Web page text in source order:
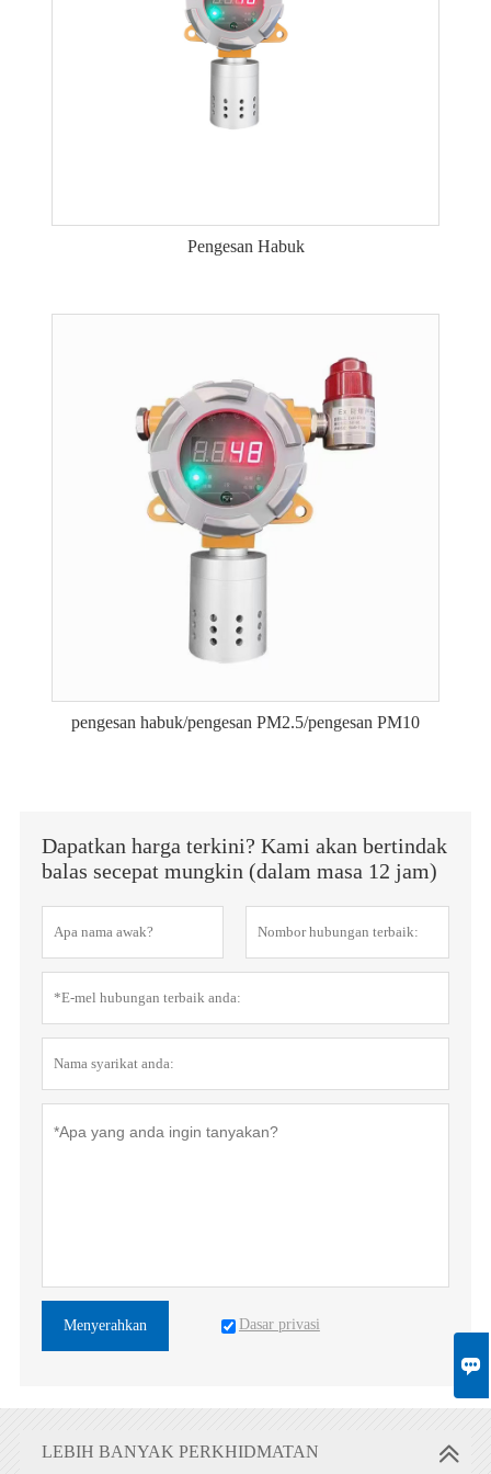

Pengesan Habuk
pengesan habuk/pengesan PM2.5/pengesan PM10
Dapatkan harga terkini? Kami akan bertindak
balas secepat mungkin (dalam masa 12 jam)
Menyerahkan Dasar privasi
LEBIH BANYAK PERKHIDMATAN